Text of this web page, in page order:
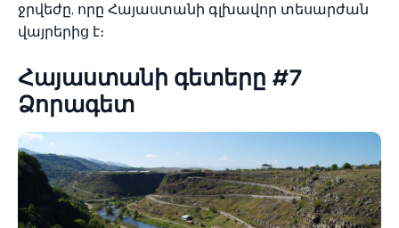
ջրվեժը, որը Հայաստանի գլխավոր տեսարժան
վայրերից է։
Հայաստանի գետերը #7
Ձորագետ